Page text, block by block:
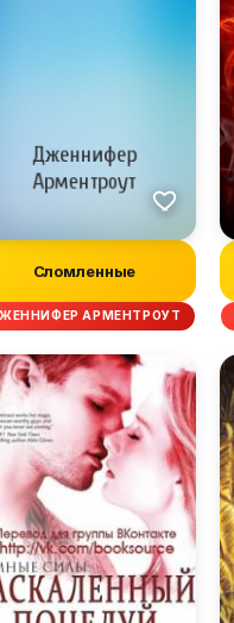
Сломленные
АРМЕНТРОУТ